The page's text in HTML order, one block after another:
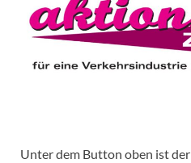
Unter dem Button oben ist